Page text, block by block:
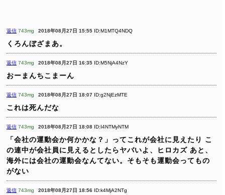
返信 743mg 2018年08月27日 15:55 ID:M1MTQ4NDQ
くろんぼざまあ。
返信 743mg 2018年08月27日 16:35 ID:M5NjA4NzY
おーまんちこまーん
返信 743mg 2018年08月27日 18:07 ID:g2NjEzMTE
これは死んだな
返信 743mg 2018年08月27日 18:08 ID:I4NTMyNTM
「会社の運動会か何かかな？」ってこれが会社に見えたり
こ
の連中が会社員に見えるとしたらヤバいよ、ヒロカズ あと、
海外には会社の運動会なんてない。そもそも運動会ってもの
がない
返信 743mg 2018年08月27日 18:56 ID:k4MjA2NTg